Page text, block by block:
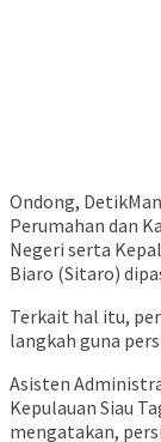
Ondong,
Perumahan dan
Negeri serta
Biaro (Sitaro)
Terkait hal itu,
langkah guna
Asisten
Kepulauan Siau
mengatakan,